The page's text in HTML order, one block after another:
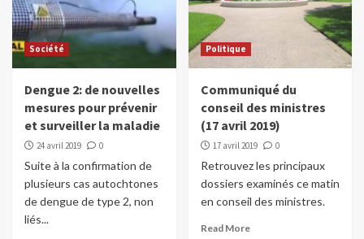
Société
Dengue 2: de nouvelles
mesures pour prévenir
et surveiller la maladie
24 avril 2019 0
Suite à la confirmation de
plusieurs cas autochtones
de dengue de type 2, non
liés...
Politique
Communiqué du
conseil des ministres
(17 avril 2019)
17 avril 2019 0
Retrouvez les principaux
dossiers examinés ce matin
en conseil des ministres.
Read More